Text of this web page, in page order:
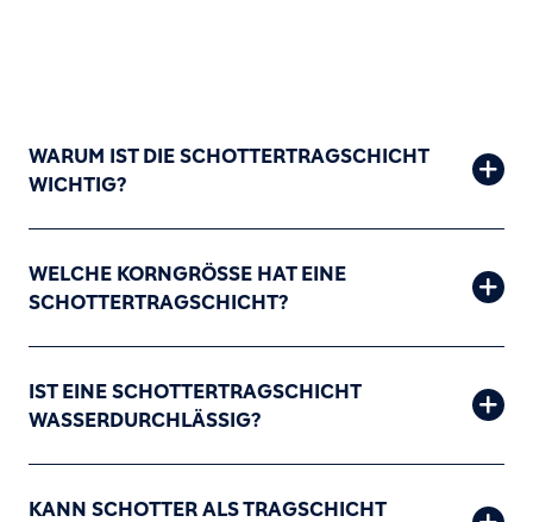
WARUM IST DIE SCHOTTERTRAGSCHICHT
WICHTIG?
WELCHE KORNGRÖSSE HAT EINE S
CHOTTERTRAGSCHICHT?
IST EINE SCHOTTERTRAGSCHICHT
WASSERDURCHLÄSSIG?
KANN SCHOTTER ALS TRAGSCHICHT